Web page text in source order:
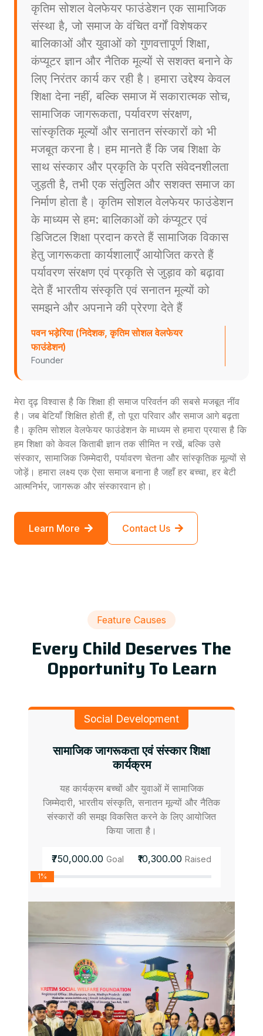
कृतिम सोशल वेलफेयर फाउंडेशन एक सामाजिक
संस्था है, जो समाज के वंचित वर्गों विशेषकर
बालिकाओं और युवाओं को गुणवत्तापूर्ण शिक्षा,
कंप्यूटर ज्ञान और नैतिक मूल्यों से सशक्त बनाने के
लिए निरंतर कार्य कर रही है। हमारा उद्देश्य केवल
शिक्षा देना नहीं, बल्कि समाज में सकारात्मक सोच,
सामाजिक जागरूकता, पर्यावरण संरक्षण,
सांस्कृतिक मूल्यों और सनातन संस्कारों को भी
मजबूत करना है। हम मानते हैं कि जब शिक्षा के
साथ संस्कार और प्रकृति के प्रति संवेदनशीलता
जुड़ती है, तभी एक संतुलित और सशक्त समाज का
निर्माण होता है। कृतिम सोशल वेलफेयर फाउंडेशन
के माध्यम से हम: बालिकाओं को कंप्यूटर एवं
डिजिटल शिक्षा प्रदान करते हैं सामाजिक विकास
हेतु जागरूकता कार्यशालाएँ आयोजित करते हैं
पर्यावरण संरक्षण एवं प्रकृति से जुड़ाव को बढ़ावा
देते हैं भारतीय संस्कृति एवं सनातन मूल्यों को
समझने और अपनाने की प्रेरणा देते हैं
पवन भड़ेरिया (निदेशक, कृतिम सोशल वेलफेयर
फाउंडेशन)
Founder
मेरा दृढ़ विश्वास है कि शिक्षा ही समाज परिवर्तन की सबसे मजबूत नींव
है। जब बेटियाँ शिक्षित होती हैं, तो पूरा परिवार और समाज आगे बढ़ता
है। कृतिम सोशल वेलफेयर फाउंडेशन के माध्यम से हमारा प्रयास है कि
हम शिक्षा को केवल किताबी ज्ञान तक सीमित न रखें, बल्कि उसे
संस्कार, सामाजिक जिम्मेदारी, पर्यावरण चेतना और सांस्कृतिक मूल्यों से
जोड़ें। हमारा लक्ष्य एक ऐसा समाज बनाना है जहाँ हर बच्चा, हर बेटी
आत्मनिर्भर, जागरूक और संस्कारवान हो।
Learn More Contact Us
Feature Causes
Every Child Deserves The
Opportunity To Learn
Social Development
सामाजिक जागरूकता एवं संस्कार शिक्षा
कार्यक्रम
यह कार्यक्रम बच्चों और युवाओं में सामाजिक
जिम्मेदारी, भारतीय संस्कृति, सनातन मूल्यों और नैतिक
संस्कारों की समझ विकसित करने के लिए आयोजित
किया जाता है।
₹750,000.00 Goal ₹10,300.00 Raised
1%